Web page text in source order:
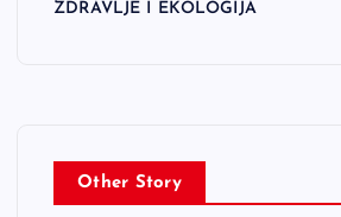
ZDRAVLJE I EKOLOGIJA
Other Story